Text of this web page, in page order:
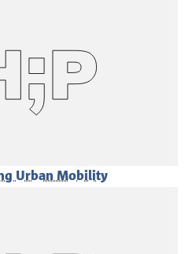
Urban Mobility